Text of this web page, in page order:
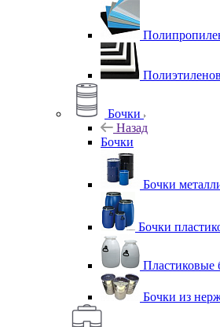
Бочки
Назад
Бочки
Бочки
Бочки
Пластиковые
Бочки из